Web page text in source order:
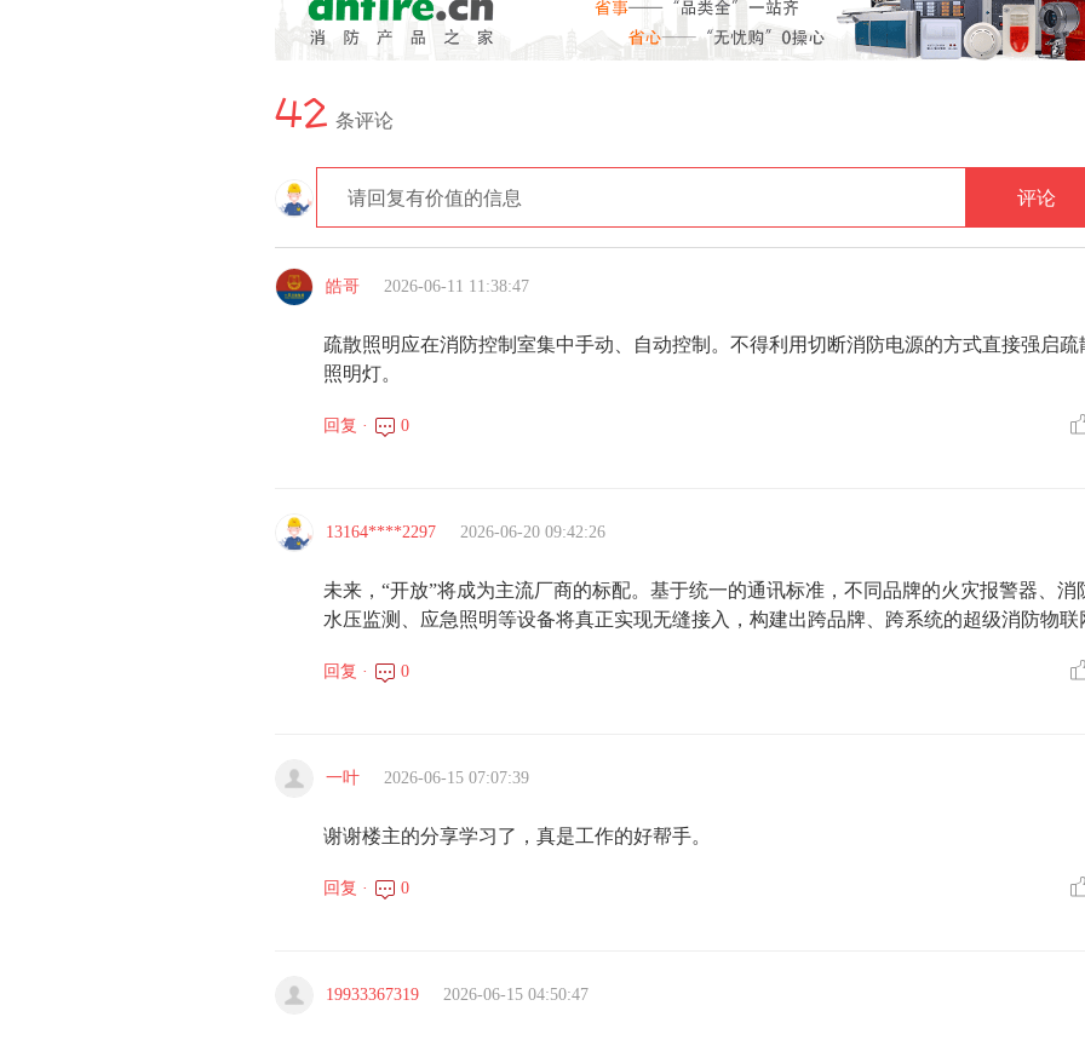
42 条评论
请回复有价值的信息 评论
皓哥 2026-06-11 11:38:47
疏散照明应在消防控制室集中手动、自动控制。不得利用切断消防电源的方式直接强启疏
照明灯。
回复 · 0
13164****2297 2026-06-20 09:42:26
未来，“开放”将成为主流厂商的标配。基于统一的通讯标准，不同品牌的火灾报警器、消
水压监测、应急照明等设备将真正实现无缝接入，构建出跨品牌、跨系统的超级消防物联
回复 · 0
一叶 2026-06-15 07:07:39
谢谢楼主的分享学习了，真是工作的好帮手。
回复 · 0
19933367319 2026-06-15 04:50:47